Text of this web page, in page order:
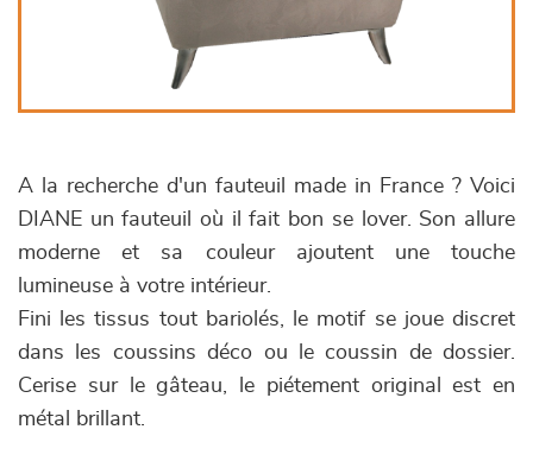
A la recherche d'un fauteuil made in France ? Voici
DIANE un fauteuil où il fait bon se lover. Son allure
moderne et sa couleur ajoutent une touche
lumineuse à votre intérieur.
Fini les tissus tout bariolés, le motif se joue discret
dans les coussins déco ou le coussin de dossier.
Cerise sur le gâteau, le piétement original est en
métal brillant.